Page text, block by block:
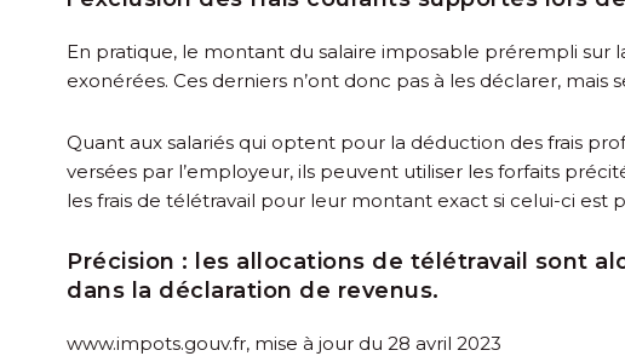
En pratique, le montant du salaire imposable prérempli sur
exonérées. Ces derniers n’ont donc pas à les déclarer,
Quant aux salariés qui optent pour la déduction des frais
versées par l’employeur, ils peuvent utiliser les forfaits
les frais de télétravail pour leur montant exact si celui-ci est
Précision : les allocations de télétravail sont
dans la déclaration de revenus.
www.impots.gouv.fr, mise à jour du 28 avril 2023